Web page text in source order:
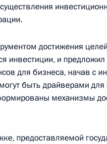
по направлению
достижения
инвестиции, и
для бизнеса, начав с
быть драйверами для
механизмы
предоставляемой